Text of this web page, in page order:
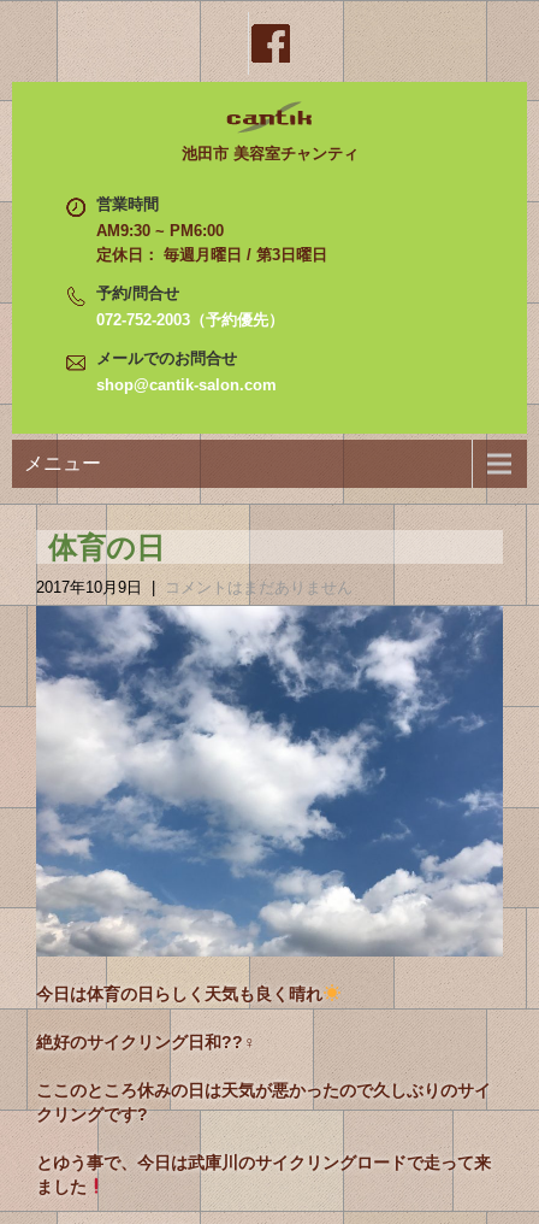
池田市 美容室チャンティ
営業時間
AM9:30 ~ PM6:00
定休日： 毎週月曜日 / 第3日曜日
予約/問合せ
072-752-2003（予約優先）
メールでのお問合せ
shop@cantik-salon.com
メニュー
体育の日
2017年10月9日 | コメントはまだありません
今日は体育の日らしく天気も良く晴れ
絶好のサイクリング日和??‍♀️
ここのところ休みの日は天気が悪かったので久しぶりのサイ
クリングです?
とゆう事で、今日は武庫川のサイクリングロードで走って来
ました